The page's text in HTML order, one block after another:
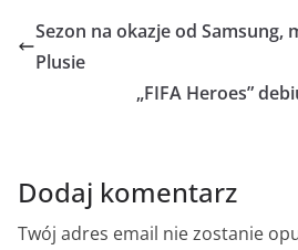
e
b
o s
p
e
g
Sezon na okazje od Samsung,
Plusie
„FIFA Heroes”
Dodaj komentarz
Twój adres email nie zostanie